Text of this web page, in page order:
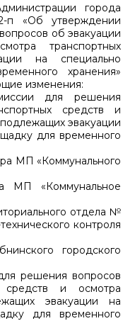
города
п «Об утверждении
об эвакуации
транспортных
на специально
хранения»
изменения:
для решения
средств и
эвакуации
для временного
МП «Коммунального
МП «Коммунальное
отдела №
контроля
городского
решения вопросов
средств и осмотра
эвакуации на
для временного